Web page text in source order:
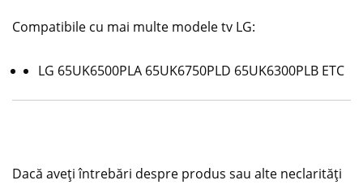
Compatibile cu mai multe modele tv LG:
LG 65UK6500PLA 65UK6750PLD 65UK6300PLB ETC
Dacă aveți întrebări despre produs sau alte neclarități